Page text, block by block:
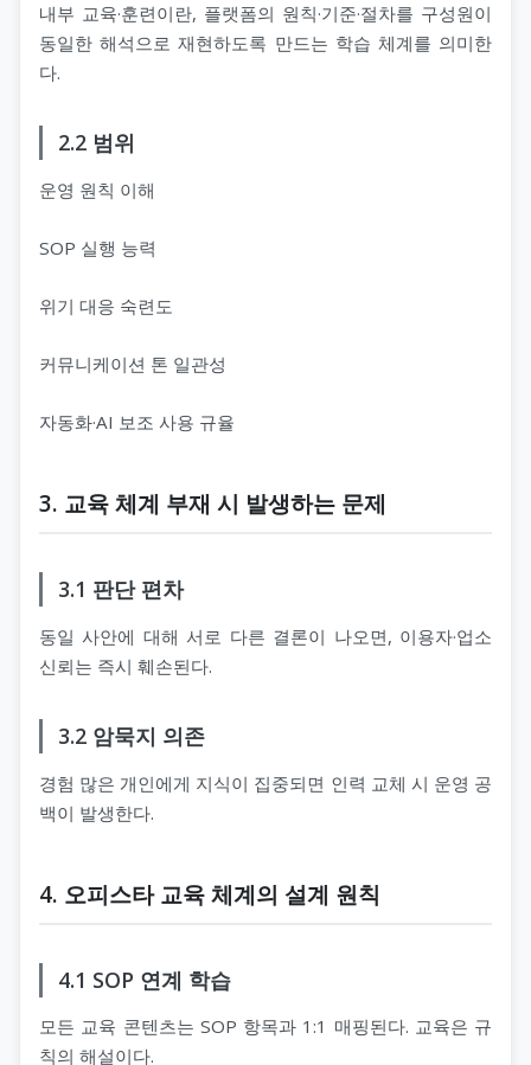
내부 교육·훈련이란, 플랫폼의 원칙·기준·절차를 구성원이
동일한 해석으로 재현하도록 만드는 학습 체계를 의미한
다.
2.2 범위
운영 원칙 이해
SOP 실행 능력
위기 대응 숙련도
커뮤니케이션 톤 일관성
자동화·AI 보조 사용 규율
3. 교육 체계 부재 시 발생하는 문제
3.1 판단 편차
동일 사안에 대해 서로 다른 결론이 나오면, 이용자·업소
신뢰는 즉시 훼손된다.
3.2 암묵지 의존
경험 많은 개인에게 지식이 집중되면 인력 교체 시 운영 공
백이 발생한다.
4. 오피스타 교육 체계의 설계 원칙
4.1 SOP 연계 학습
모든 교육 콘텐츠는 SOP 항목과 1:1 매핑된다. 교육은 규
칙의 해설이다.